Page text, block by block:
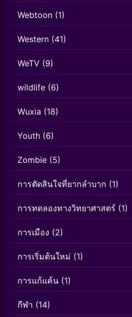
Webtoon (1)
Western (41)
WeTV (9)
wildlife (6)
Wuxia (18)
Youth (6)
Zombie (5)
การตัดสินใจที่ยากลำบาก (1)
การทดลองทางวิทยาศาสตร์ (1)
การเมือง (2)
การเริ่มต้นใหม่ (1)
การแก้แค้น (1)
กีฬา (14)